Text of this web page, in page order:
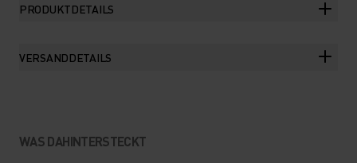
PRODUKTDETAILS
VERSANDDETAILS
WAS DAHINTERSTECKT